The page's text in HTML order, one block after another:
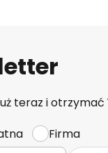
teraz i otrzymać
Firma